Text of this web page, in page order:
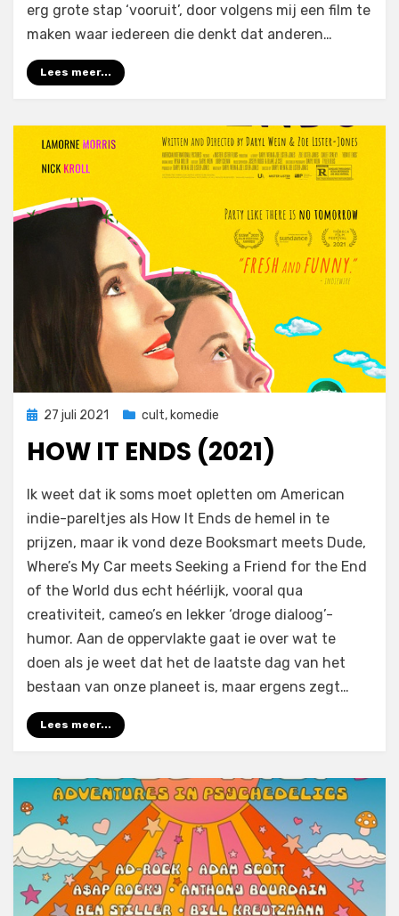
erg grote stap ‘vooruit’, door volgens mij een film te
maken waar iedereen die denkt dat anderen…
Lees meer...
Geplaatst
27 juli 2021 cult, komedie
HOW IT ENDS (2021)
door Filmofiel.nl
Ik weet dat ik soms moet opletten om American
indie-pareltjes als How It Ends de hemel in te
prijzen, maar ik vond deze Booksmart meets Dude,
Where’s My Car meets Seeking a Friend for the End
of the World dus echt héérlijk, vooral qua
creativiteit, cameo’s en lekker ‘droge dialoog’-
humor. Aan de oppervlakte gaat ie over wat te
doen als je weet dat het de laatste dag van het
bestaan van onze planeet is, maar ergens zegt…
Lees meer...